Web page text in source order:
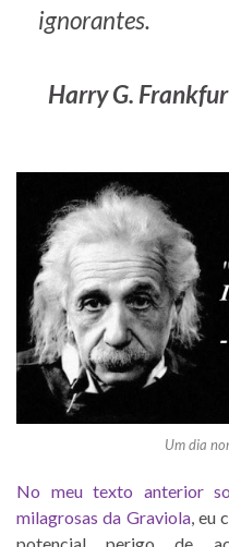
ignorantes.
Harry G.
Um dia
No meu texto anterior
milagrosas da Graviola, eu